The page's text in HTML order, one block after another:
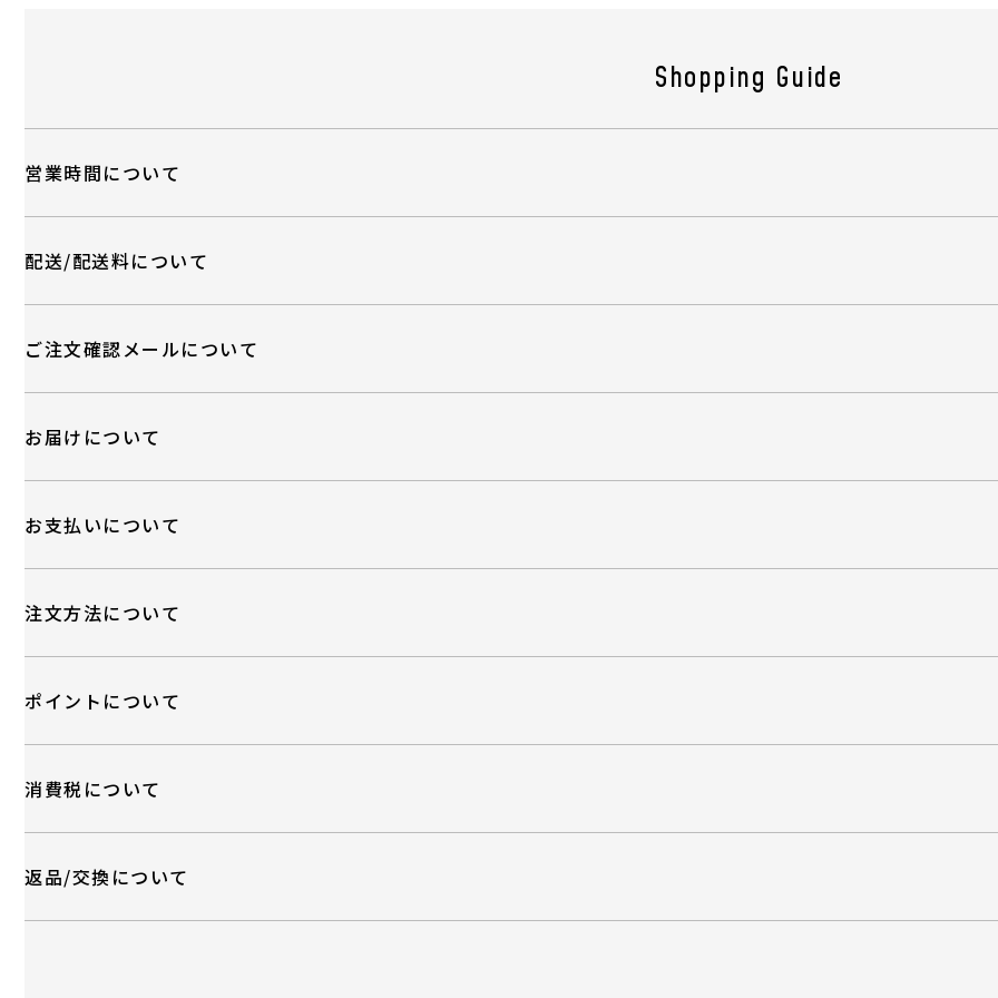
Shopping Guide
営業時間について
配送/配送料について
ご注文確認メールについて
お届けについて
お支払いについて
注文方法について
ポイントについて
消費税について
返品/交換について